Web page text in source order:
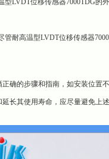
耐高温型LVDT位移传感器
确的步骤和指南，如安装位置
长其使用寿命，应尽量避免